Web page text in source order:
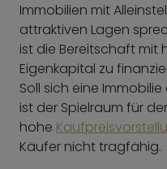
Immobilien mit
attraktiven Lagen
ist die Bereitschaft mit
Eigenkapital zu
Soll sich eine
ist der Spielraum für
hohe
Käufer nicht tragfähig.